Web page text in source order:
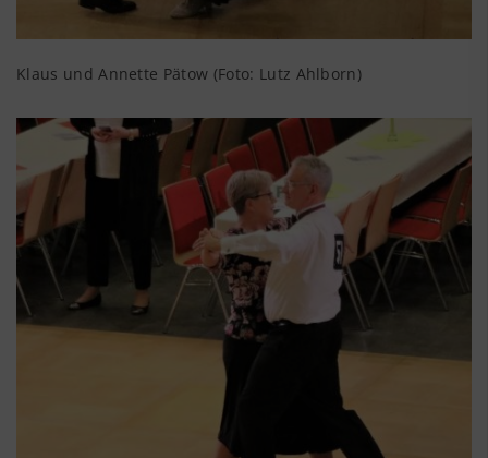
Klaus und Annette Pätow (Foto: Lutz Ahlborn)